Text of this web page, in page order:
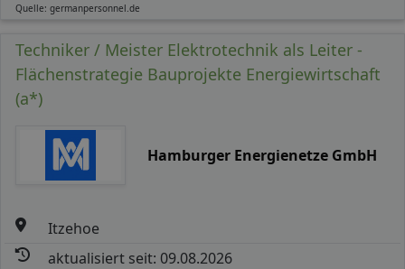
Quelle: germanpersonnel.de
Techniker / Meister Elektrotechnik als Leiter -
Flächenstrategie Bauprojekte Energiewirtschaft
(a*)
Hamburger Energienetze GmbH
Itzehoe
aktualisiert seit: 09.08.2026